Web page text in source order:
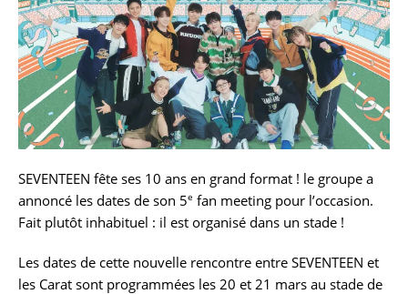
SEVENTEEN fête ses 10 ans en grand format ! le groupe a
annoncé les dates de son 5e fan meeting pour l’occasion.
Fait plutôt inhabituel : il est organisé dans un stade !
Les dates de cette nouvelle rencontre entre SEVENTEEN et
les Carat sont programmées les 20 et 21 mars au stade de